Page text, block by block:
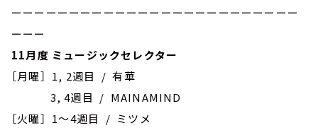
ーーーーーーーーーーーーーーーーーーーーーーーーー
ーーー
11月度 ミュージックセレクター
［月曜］ 1, 2週目 / 有華
3, 4週目 / MAINAMIND
［火曜］ 1～4週目 / ミツメ